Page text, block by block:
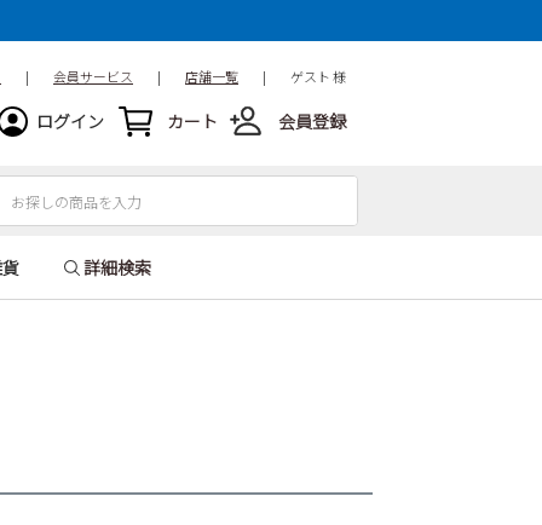
| 会員サービス | 店舗一覧 | ゲスト 様
ログイン カート 会員登録
詳細検索
21.5cm
22cm
22.5cm
24.5cm
25cm
25.5cm
27.5cm
28cm
28.5cm
31cm
32cm